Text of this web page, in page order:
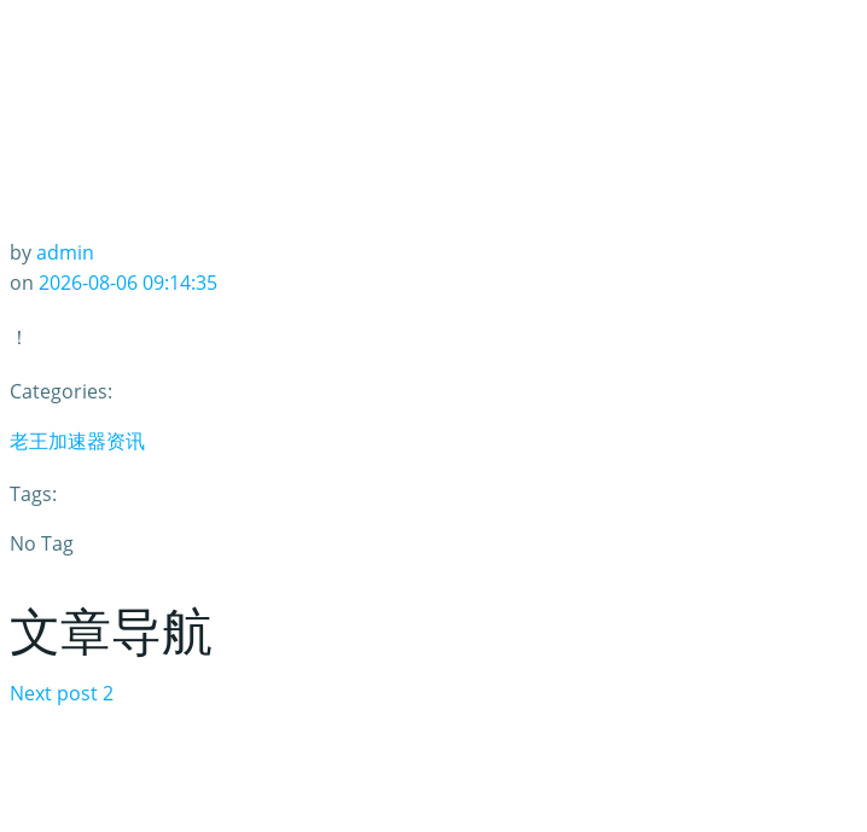
byadmin
on 2026-08-06 09:14:35
！
Categories:
老王加速器资讯
Tags:
No Tag
文章导航
Next post2